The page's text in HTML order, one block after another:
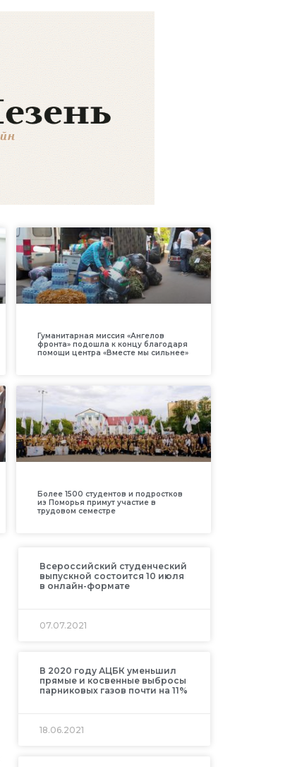
Гуманитарная миссия «Ангелов
фронта» подошла к концу благодаря
помощи центра «Вместе мы сильнее»
Более 1500 студентов и подростков
из Поморья примут участие в
трудовом семестре
Всероссийский студенческий
выпускной состоится 10 июля
в онлайн-формате
07.07.2021
В 2020 году АЦБК уменьшил
прямые и косвенные выбросы
парниковых газов почти на 11%
18.06.2021